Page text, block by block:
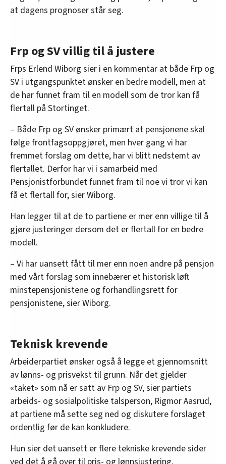
at dagens prognoser står seg.
Frp og SV villig til å justere
Frps Erlend Wiborg sier i en kommentar at både Frp og
SV i utgangspunktet ønsker en bedre modell, men at
de har funnet fram til en modell som de tror kan få
flertall på Stortinget.
– Både Frp og SV ønsker primært at pensjonene skal
følge frontfagsoppgjøret, men hver gang vi har
fremmet forslag om dette, har vi blitt nedstemt av
flertallet. Derfor har vi i samarbeid med
Pensjonistforbundet funnet fram til noe vi tror vi kan
få et flertall for, sier Wiborg.
Han legger til at de to partiene er mer enn villige til å
gjøre justeringer dersom det er flertall for en bedre
modell.
– Vi har uansett fått til mer enn noen andre på pensjon
med vårt forslag som innebærer et historisk løft
minstepensjonistene og forhandlingsrett for
pensjonistene, sier Wiborg.
Teknisk krevende
Arbeiderpartiet ønsker også å legge et gjennomsnitt
av lønns- og prisvekst til grunn. Når det gjelder
«taket» som nå er satt av Frp og SV, sier partiets
arbeids- og sosialpolitiske talsperson, Rigmor Aasrud,
at partiene må sette seg ned og diskutere forslaget
ordentlig før de kan konkludere.
Hun sier det uansett er flere tekniske krevende sider